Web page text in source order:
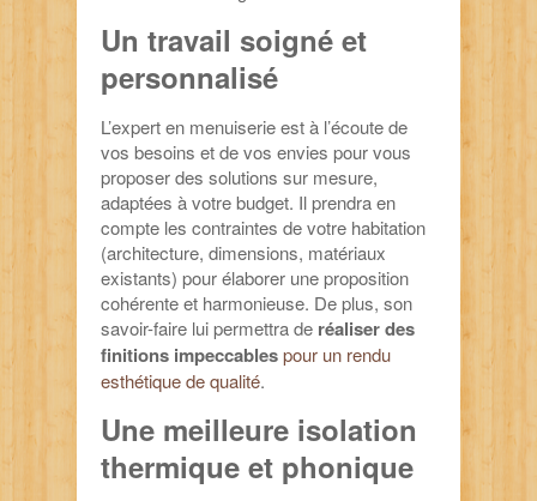
Un travail soigné et
personnalisé
L’expert en menuiserie est à l’écoute de
vos besoins et de vos envies pour vous
proposer des solutions sur mesure,
adaptées à votre budget. Il prendra en
compte les contraintes de votre habitation
(architecture, dimensions, matériaux
existants) pour élaborer une proposition
cohérente et harmonieuse. De plus, son
savoir-faire lui permettra de réaliser des
finitions impeccablespour un rendu
esthétique de qualité.
Une meilleure isolation
thermique et phonique